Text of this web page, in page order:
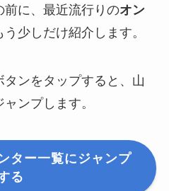
に、最近流行りのオン
少しだけ紹介します。
ンをタップすると、山
ンプします。
ター一覧にジャンプ
る